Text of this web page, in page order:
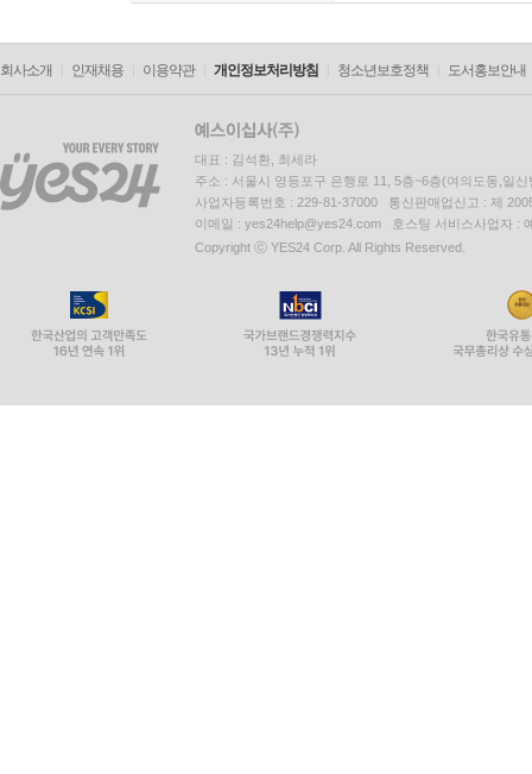
회사소개 인재채용 이용약관 개인정보처리방침 청소년보호정책 도서홍보안내
대표 : 김석환, 최세라
주소 : 서울시 영등포구 은행로 11, 5층~6층(여의도동,일신
사업자등록번호 : 229-81-37000 통신판매업신고 : 제
이메일 : yes24help@yes24.com 호스팅 서비스사업자 :
Copyright ⓒ YES24 Corp. All Rights Reserved.